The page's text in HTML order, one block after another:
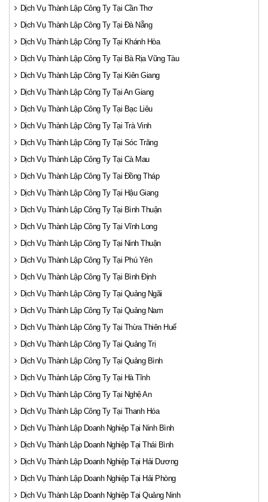
Dịch Vụ Thành Lập Công Ty Tại Cần Thơ
Dịch Vụ Thành Lập Công Ty Tại Đà Nẵng
Dịch Vụ Thành Lập Công Ty Tại Khánh Hòa
Dịch Vụ Thành Lập Công Ty Tại Bà Rịa Vũng Tàu
Dịch Vụ Thành Lập Công Ty Tại Kiên Giang
Dịch Vụ Thành Lập Công Ty Tại An Giang
Dịch Vụ Thành Lập Công Ty Tại Bạc Liêu
Dịch Vụ Thành Lập Công Ty Tại Trà Vinh
Dịch Vụ Thành Lập Công Ty Tại Sóc Trăng
Dịch Vụ Thành Lập Công Ty Tại Cà Mau
Dịch Vụ Thành Lập Công Ty Tại Đồng Tháp
Dịch Vụ Thành Lập Công Ty Tại Hậu Giang
Dịch Vụ Thành Lập Công Ty Tại Bình Thuận
Dịch Vụ Thành Lập Công Ty Tại Vĩnh Long
Dịch Vụ Thành Lập Công Ty Tại Ninh Thuận
Dịch Vụ Thành Lập Công Ty Tại Phú Yên
Dịch Vụ Thành Lập Công Ty Tại Bình Định
Dịch Vụ Thành Lập Công Ty Tại Quảng Ngãi
Dịch Vụ Thành Lập Công Ty Tại Quảng Nam
Dịch Vụ Thành Lập Công Ty Tại Thừa Thiên Huế
Dịch Vụ Thành Lập Công Ty Tại Quảng Trị
Dịch Vụ Thành Lập Công Ty Tại Quảng Bình
Dịch Vụ Thành Lập Công Ty Tại Hà Tĩnh
Dịch Vụ Thành Lập Công Ty Tại Nghệ An
Dịch Vụ Thành Lập Công Ty Tại Thanh Hóa
Dịch Vụ Thành Lập Doanh Nghiệp Tại Ninh Bình
Dịch Vụ Thành Lập Doanh Nghiệp Tại Thái Bình
Dịch Vụ Thành Lập Doanh Nghiệp Tại Hải Dương
Dịch Vụ Thành Lập Doanh Nghiệp Tại Hải Phòng
Dịch Vụ Thành Lập Doanh Nghiệp Tại Quảng Ninh